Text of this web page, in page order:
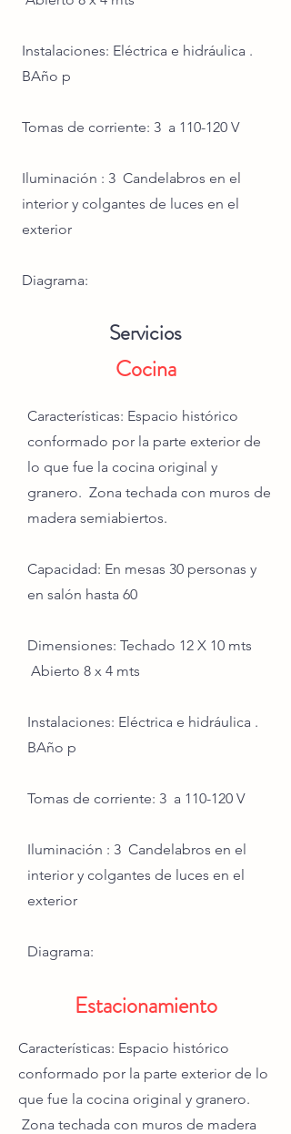
Instalaciones: Eléctrica e hidráulica .
BAño p
Tomas de corriente: 3 a 110-120 V
Iluminación : 3 Candelabros en el
interior y colgantes de luces en el
exterior
Diagrama:
Servicios
Cocina
Características: Espacio histórico
conformado por la parte exterior de
lo que fue la cocina original y
granero. Zona techada con muros de
madera semiabiertos.
Capacidad: En mesas 30 personas y
en salón hasta 60
Dimensiones: Techado 12 X 10 mts
Abierto 8 x 4 mts
Instalaciones: Eléctrica e hidráulica .
BAño p
Tomas de corriente: 3 a 110-120 V
Iluminación : 3 Candelabros en el
interior y colgantes de luces en el
exterior
Diagrama:
Estacionamiento
Características: Espacio histórico
conformado por la parte exterior de lo
que fue la cocina original y granero.
Zona techada con muros de madera